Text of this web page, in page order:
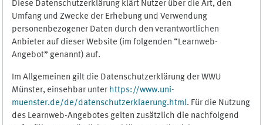
Diese Datenschutzerklärung klärt Nutzer über die Art, den
Umfang und Zwecke der Erhebung und Verwendung
personenbezogener Daten durch den verantwortlichen
Anbieter auf dieser Website (im folgenden “Learnweb-
Angebot” genannt) auf.
Im Allgemeinen gilt die Datenschutzerklärung der WWU
Münster, einsehbar unter https://www.uni-
muenster.de/de/datenschutzerklaerung.html. Für die Nutzung
des Learnweb-Angebotes gelten zusätzlich die nachfolgend